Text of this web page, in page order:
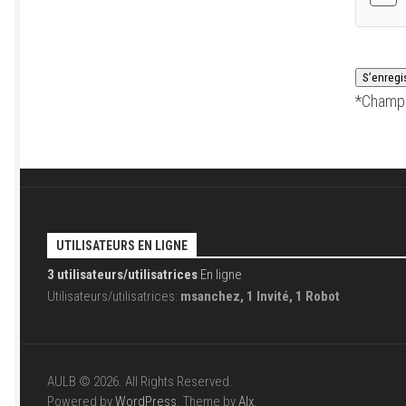
*
UTILISATEURS EN LIGNE
3 utilisateurs/utilisatrices En ligne
Utilisateurs/utilisatrices: msanchez, 1 Invité, 1 Robot
AULB © 2026. All Rights Reserved.
Powered byWordPress. Theme byAlx.